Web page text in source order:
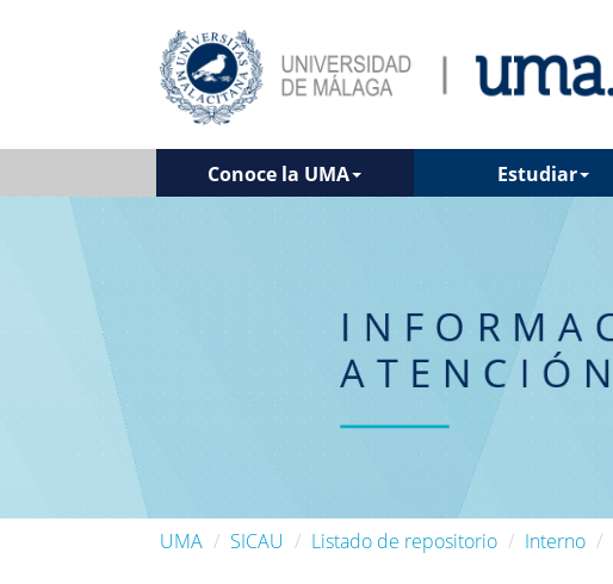
Conoce la UMA Estudiar
UMA SICAU Listado de repositorio Interno